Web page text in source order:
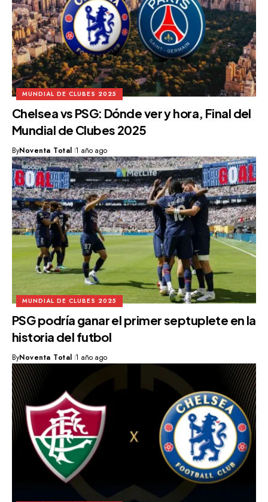
MUNDIAL DE CLUBES 2025
Chelsea vs PSG: Dónde ver y hora, Final del
Mundial de Clubes 2025
ByNoventa Total 1 año ago
MUNDIAL DE CLUBES 2025
PSG podría ganar el primer septuplete en la
historia del futbol
ByNoventa Total 1 año ago